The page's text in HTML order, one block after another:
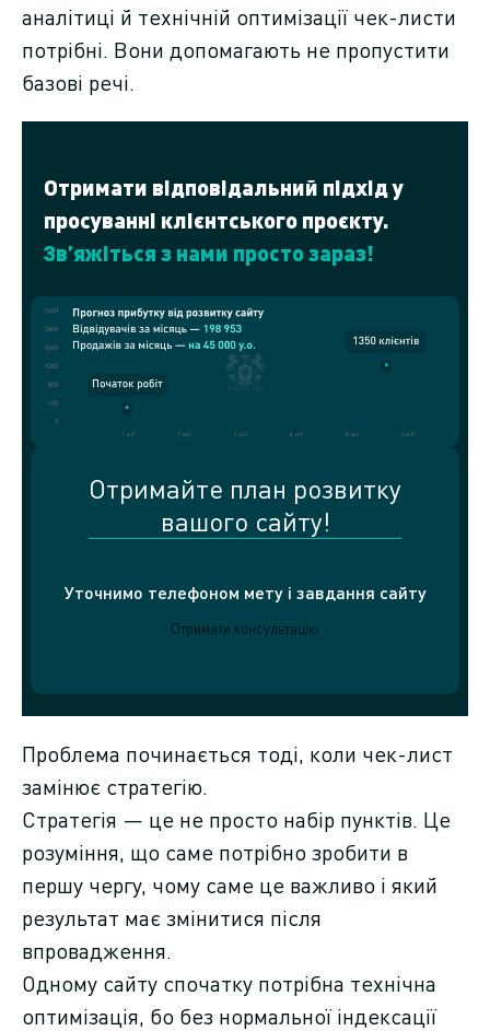
аналітиці й технічній оптимізації чек-листи
потрібні. Вони допомагають не пропустити
базові речі.
Отримати відповідальний підхід у
просуванні клієнтського проєкту.
Зв’яжіться з нами просто зараз!
Отримайте план розвитку
вашого сайту!
Уточнимо телефоном мету і завдання сайту
Отримати консультацію
Проблема починається тоді, коли чек-лист
замінює стратегію.
Стратегія — це не просто набір пунктів. Це
розуміння, що саме потрібно зробити в
першу чергу, чому саме це важливо і який
результат має змінитися після
впровадження.
Одному сайту спочатку потрібна технічна
оптимізація, бо без нормальної індексації